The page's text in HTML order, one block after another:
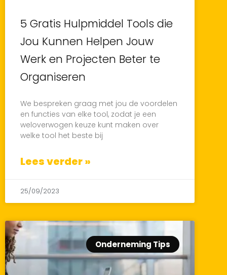
5 Gratis Hulpmiddel Tools die
Jou Kunnen Helpen Jouw
Werk en Projecten Beter te
Organiseren
We bespreken graag met jou de voordelen
en functies van elke tool, zodat je een
weloverwogen keuze kunt maken over
welke tool het beste bij
Lees verder »
25/09/2023
Onderneming Tips